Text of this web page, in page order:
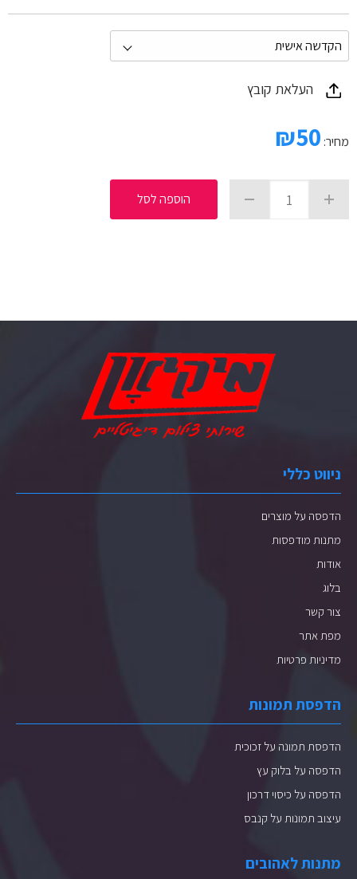
העלאת קובץ
מחיר: ₪50
הוספה לסל
ניווט כללי
הדפסה על מוצרים
מתנות מודפסות
אודות
בלוג
צור קשר
מפת אתר
מדיניות פרטיות
הדפסת תמונות
הדפסת תמונה על זכוכית
הדפסה על בלוק עץ
הדפסה על כיסוי דרכון
עיצוב תמונות על קנבס
מתנות לאהובים